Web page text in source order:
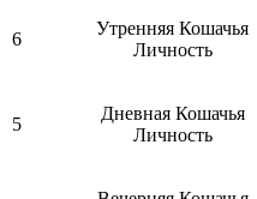
6
Утренняя Кошачья
Личность
5
Дневная Кошачья
Личность